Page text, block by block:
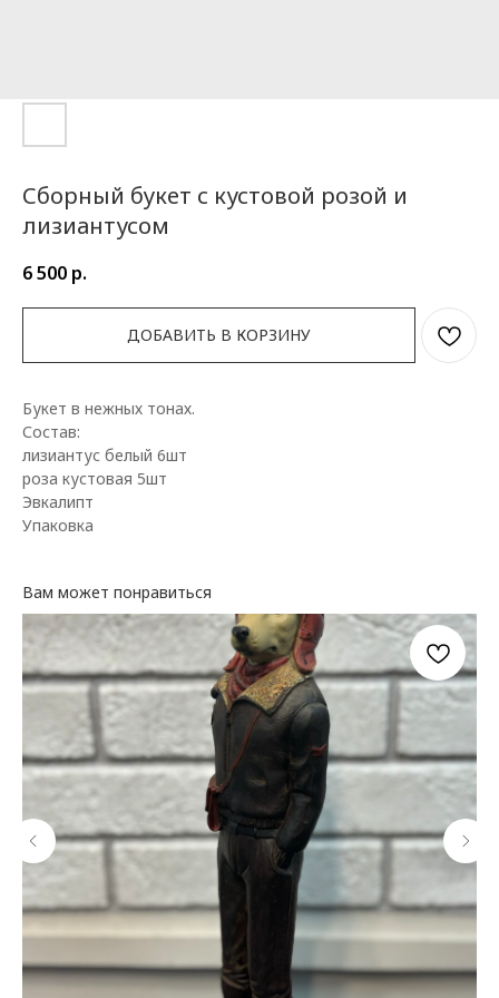
Сборный букет с кустовой розой и
лизиантусом
6 500 р.
ДОБАВИТЬ В КОРЗИНУ
Букет в нежных тонах.
Состав:
лизиантус белый 6шт
роза кустовая 5шт
Эвкалипт
Упаковка
Вам может понравиться
Цветы в коробке
Авторские букеты
Монобукеты
КАТАЛОГ ЦВЕТОВ
Акции
Воздушные шары
Мягкие игрушки и сувениры
Вазы
ДОПОЛНИТЕЛЬНО
Открытки
Собраны сегодня